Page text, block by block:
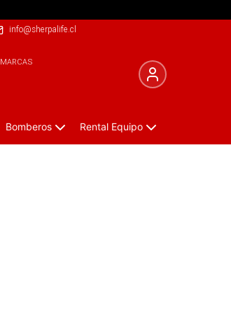
info@sherpalife.cl
MARCAS
Bomberos Rental Equipo